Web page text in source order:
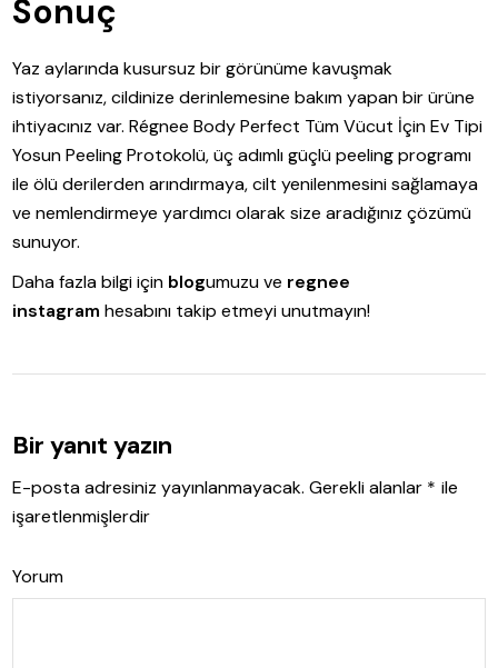
Sonuç
Yaz aylarında kusursuz bir görünüme kavuşmak
istiyorsanız, cildinize derinlemesine bakım yapan bir ürüne
ihtiyacınız var. Régnee Body Perfect Tüm Vücut İçin Ev Tipi
Yosun Peeling Protokolü, üç adımlı güçlü peeling programı
ile ölü derilerden arındırmaya, cilt yenilenmesini sağlamaya
ve nemlendirmeye yardımcı olarak size aradığınız çözümü
sunuyor.
Daha fazla bilgi için blogumuzu ve regnee
instagram hesabını takip etmeyi unutmayın!
Bir yanıt yazın
E-posta adresiniz yayınlanmayacak. Gerekli alanlar * ile
işaretlenmişlerdir
Yorum